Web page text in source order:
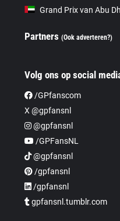
Grand Prix van Abu
Partners(Ook adverteren?)
Volg ons op social
/GPfanscom
X @gpfansnl
@gpfansnl
/GPFansNL
@gpfansnl
/gpfansnl
/gpfansnl
gpfansnl.tumblr.com